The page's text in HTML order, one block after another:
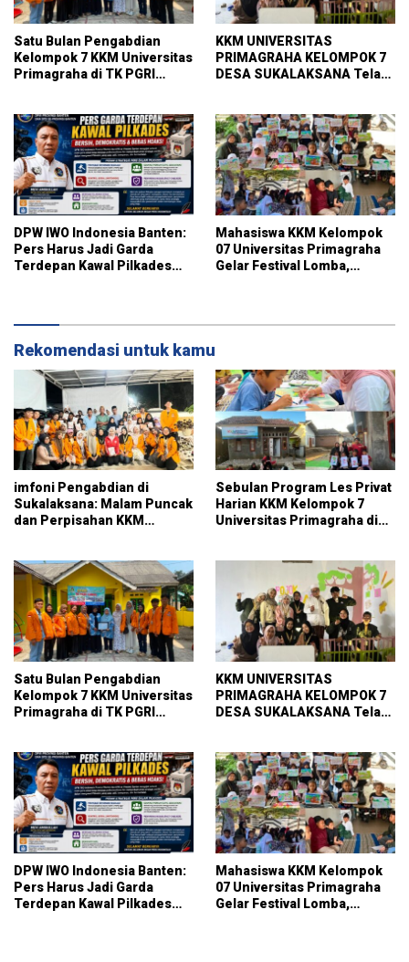
Satu Bulan Pengabdian
Kelompok 7 KKM Universitas
Primagraha di TK PGRI
KKM UNIVERSITAS
PRIMAGRAHA KELOMPOK 7
DESA SUKALAKSANA Telah
DPW IWO Indonesia Banten:
Pers Harus Jadi Garda
Terdepan Kawal Pilkades
Mahasiswa KKM Kelompok
07 Universitas Primagraha
Gelar Festival Lomba,
Rekomendasi untuk kamu
imfoni Pengabdian di
Sukalaksana: Malam Puncak
dan Perpisahan KKM
Sebulan Program Les Privat
Harian KKM Kelompok 7
Universitas Primagraha di
Satu Bulan Pengabdian
Kelompok 7 KKM Universitas
Primagraha di TK PGRI
KKM UNIVERSITAS
PRIMAGRAHA KELOMPOK 7
DESA SUKALAKSANA Telah
DPW IWO Indonesia Banten:
Pers Harus Jadi Garda
Terdepan Kawal Pilkades
Mahasiswa KKM Kelompok
07 Universitas Primagraha
Gelar Festival Lomba,